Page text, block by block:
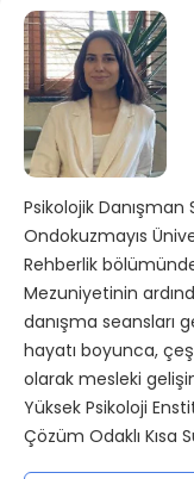
Psikolojik Danışman
Ondokuzmayıs
Rehberlik
Mezuniyetinin
danışma seansları
hayatı boyunca,
olarak mesleki
Yüksek Psikoloji
Çözüm Odaklı Kısa